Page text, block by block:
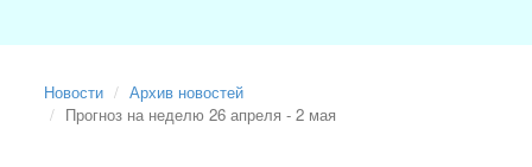
Новости
Архив новостей
Прогноз на неделю 26 апреля - 2 мая